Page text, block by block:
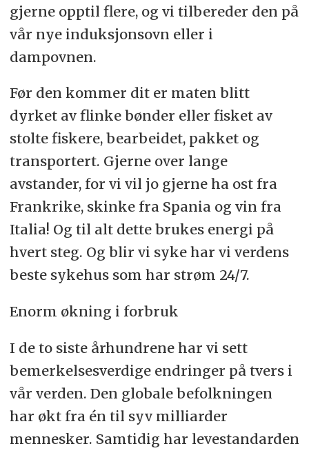
gjerne opptil flere, og vi tilbereder den på
vår nye induksjonsovn eller i
dampovnen.
Før den kommer dit er maten blitt
dyrket av flinke bønder eller fisket av
stolte fiskere, bearbeidet, pakket og
transportert. Gjerne over lange
avstander, for vi vil jo gjerne ha ost fra
Frankrike, skinke fra Spania og vin fra
Italia! Og til alt dette brukes energi på
hvert steg. Og blir vi syke har vi verdens
beste sykehus som har strøm 24/7.
Enorm økning i forbruk
I de to siste århundrene har vi sett
bemerkelsesverdige endringer på tvers i
vår verden. Den globale befolkningen
har økt fra én til syv milliarder
mennesker. Samtidig har levestandarden